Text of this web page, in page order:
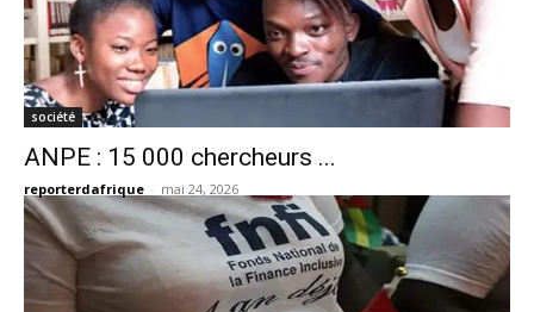
société
ANPE : 15 000 chercheurs ...
reporterdafrique - mai 24, 2026